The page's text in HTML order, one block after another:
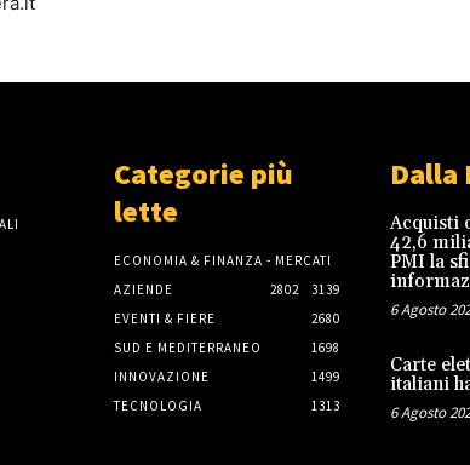
Categorie più
lette
ECONOMIA & FINANZA - MERCATI
3139
AZIENDE
2802
EVENTI & FIERE
2680
SUD E MEDITERRANEO
1698
INNOVAZIONE
1499
TECNOLOGIA
1313
Dalla
Acquisti
42,6
PMI la
6 Agosto
Carte
italiani
6 Agosto